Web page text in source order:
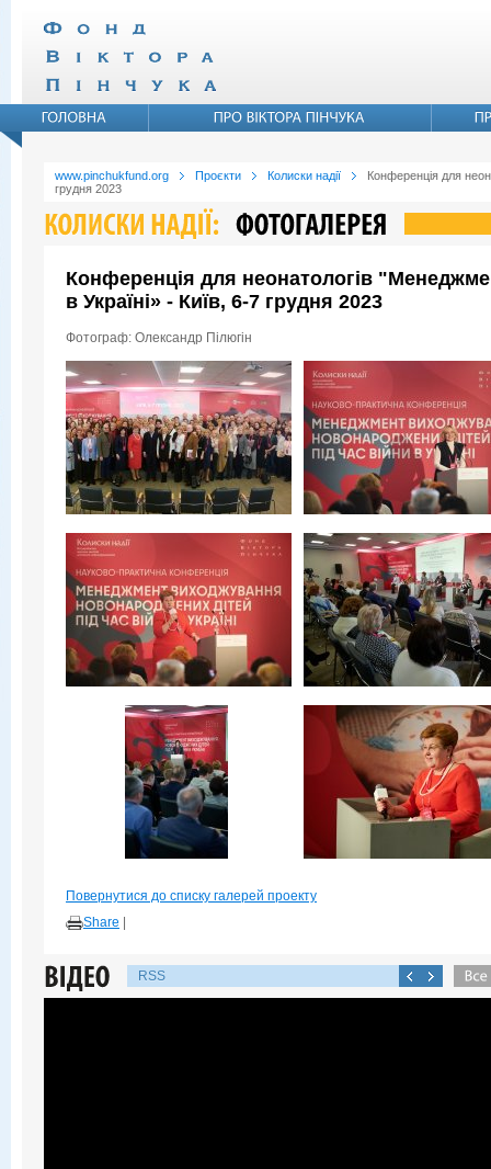
www.pinchukfund.org Проєкти Колиски надії
Конференція для
грудня 2023
Конференція для неонатологів
в Україні» - Київ, 6-7 грудня 2023
Фотограф: Олександр Пілюгін
Повернутися до списку галерей проекту
Share
RSS